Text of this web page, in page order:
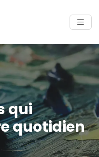
qui
quotidien